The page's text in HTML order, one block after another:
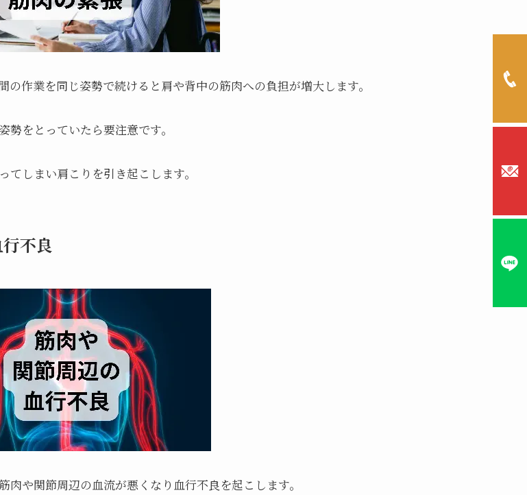
作業を同じ姿勢で続けると肩や背中の筋肉への負担が増大します。
をとっていたら要注意です。
しまい肩こりを引き起こします。
不良
や関節周辺の血流が悪くなり血行不良を起こします。